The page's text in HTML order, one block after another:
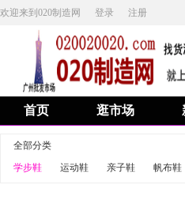
欢迎来到020制造网 登录 注册
首页 逛市场
全部分类
学步鞋
运动鞋 亲子鞋 帆布鞋